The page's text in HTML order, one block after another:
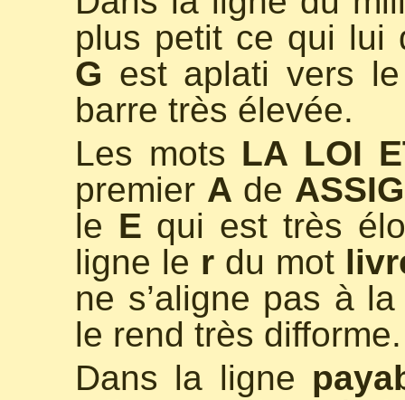
plus petit ce qui lui
G est aplati vers
barre très élevée.
Les mots LA LOI
premier A de
le E qui est très
ligne le rdu mot
ne s’aligne pas à
le rend très difforme.
Dans la ligne